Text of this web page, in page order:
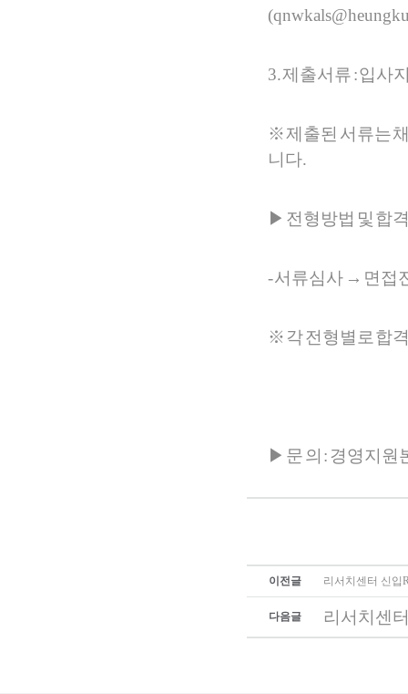
3. 제출서류 : 입사
※ 제출된 서류는
니다.
▶ 전형방법 및 합
- 서류심사 → 면접
※ 각 전형별로 합
▶ 문 의 : 경영지원
이전글 리서치센터 신입
다음글 리서치센